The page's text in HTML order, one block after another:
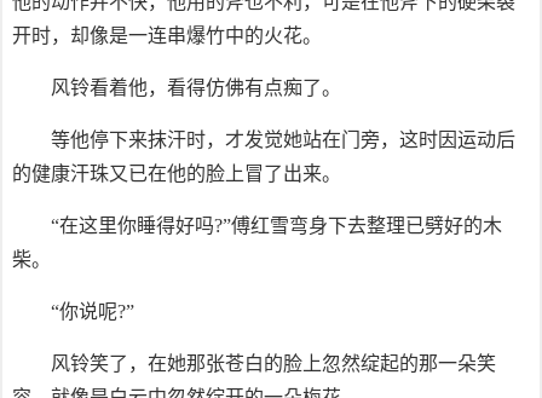
开时，却像是一连串爆竹中的火花。
风铃看着他，看得仿佛有点痴了。
等他停下来抹汗时，才发觉她站在门旁，这时因运动后
的健康汗珠又已在他的脸上冒了出来。
“在这里你睡得好吗?”傅红雪弯身下去整理已劈好的木
柴。
“你说呢?”
风铃笑了，在她那张苍白的脸上忽然绽起的那一朵笑